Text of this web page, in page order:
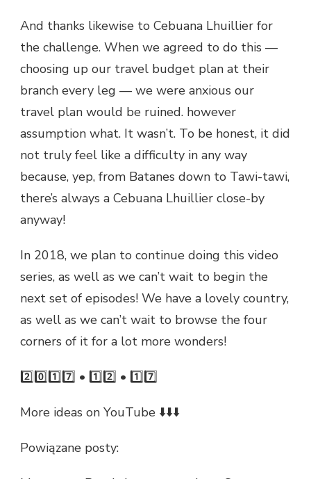
And thanks likewise to Cebuana Lhuillier for
the challenge. When we agreed to do this —
choosing up our travel budget plan at their
branch every leg — we were anxious our
travel plan would be ruined. however
assumption what. It wasn’t. To be honest, it did
not truly feel like a difficulty in any way
because, yep, from Batanes down to Tawi-tawi,
there’s always a Cebuana Lhuillier close-by
anyway!
In 2018, we plan to continue doing this video
series, as well as we can’t wait to begin the
next set of episodes! We have a lovely country,
as well as we can’t wait to browse the four
corners of it for a lot more wonders!
2️⃣0️⃣1️⃣7️⃣ • 1️⃣2️⃣ • 1️⃣7️⃣
More ideas on YouTube ⬇️⬇️⬇️
Powiązane posty: